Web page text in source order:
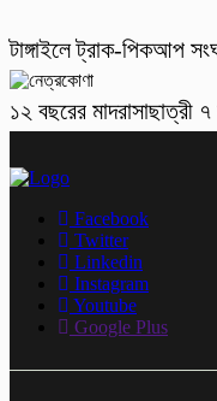
টাঙ্গাইলে ট্রাক-পিকআপ
১২ বছরের মাদরাসাছাত্রী
Facebook
Twitter
Linkedin
Instagram
Youtube
Google Plus